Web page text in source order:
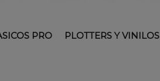
PRO PLOTTERS Y VINILOS